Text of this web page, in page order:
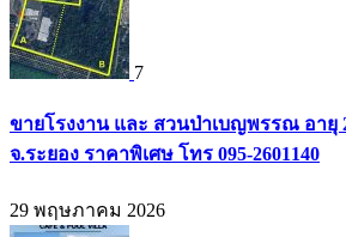
7
ขายโรงงาน และ สวนป่าเบญพรรณ อายุ
จ.ระยอง ราคาพิเศษ โทร 095-2601140
29 พฤษภาคม 2026